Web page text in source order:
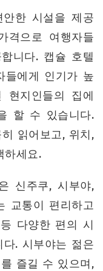
한 시설을 제공
격으로 여행자들
니다. 캡슐 호텔
들에게 인기가 높
현지인들의 집에
할 수 있습니다.
읽어보고, 위치,
하세요.
신주쿠, 시부야,
교통이 편리하고
다양한 편의 시
. 시부야는 젊은
즐길 수 있으며,